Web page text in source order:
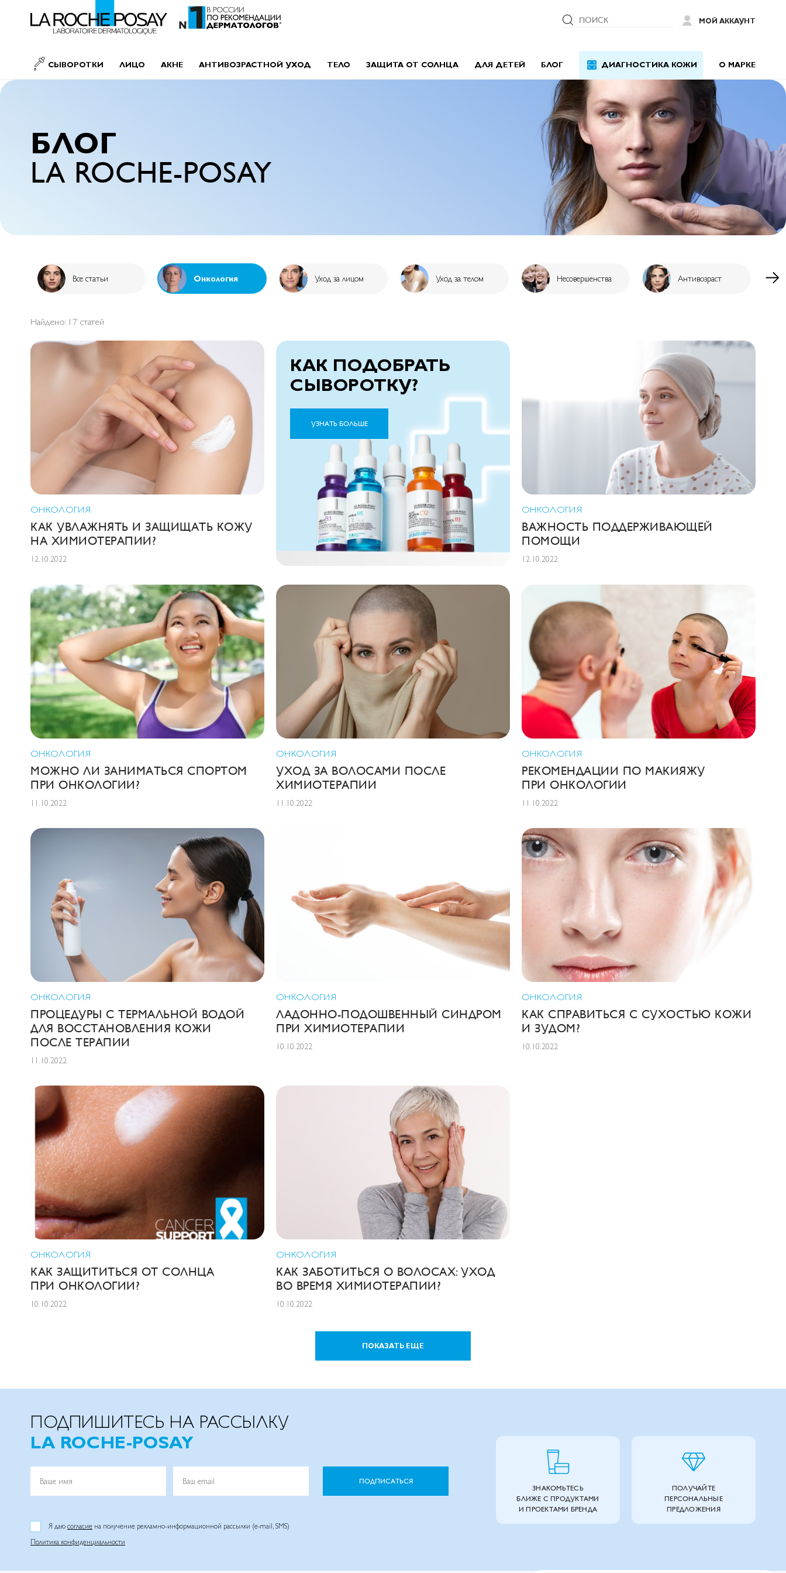
МОЙ АККАУНТ
СЫВОРОТКИ ЛИЦО АКНЕ АНТИВОЗРАСТНОЙ УХОД ТЕЛО ЗАЩИТА ОТ СОЛНЦА ДЛЯ ДЕТЕЙ БЛОГ ДИАГНОСТИКА КОЖИ О МАРКЕ
ПОИСК
БЛОГ
LA ROCHE-POSAY
Все статьи Онкология Уход за лицом Уход за телом Несовершенства Антивозраст
Найдено: 17 статей
ОНКОЛОГИЯ
КАК УВЛАЖНЯТЬ И ЗАЩИЩАТЬ КОЖУ
НА ХИМИОТЕРАПИИ?
12.10.2022
КАК ПОДОБРАТЬ
СЫВОРОТКУ?
УЗНАТЬ БОЛЬШЕ
ОНКОЛОГИЯ
ВАЖНОСТЬ ПОДДЕРЖИВАЮЩЕЙ
ПОМОЩИ
12.10.2022
ОНКОЛОГИЯ
МОЖНО ЛИ ЗАНИМАТЬСЯ СПОРТОМ
ПРИ ОНКОЛОГИИ?
11.10.2022
ОНКОЛОГИЯ
УХОД ЗА ВОЛОСАМИ ПОСЛЕ
ХИМИОТЕРАПИИ
11.10.2022
ОНКОЛОГИЯ
РЕКОМЕНДАЦИИ ПО МАКИЯЖУ
ПРИ ОНКОЛОГИИ
11.10.2022
ОНКОЛОГИЯ
ПРОЦЕДУРЫ С ТЕРМАЛЬНОЙ ВОДОЙ
ДЛЯ ВОССТАНОВЛЕНИЯ КОЖИ
ПОСЛЕ ТЕРАПИИ
11.10.2022
ОНКОЛОГИЯ
ЛАДОННО-ПОДОШВЕННЫЙ СИНДРОМ
ПРИ ХИМИОТЕРАПИИ
10.10.2022
ОНКОЛОГИЯ
КАК СПРАВИТЬСЯ С СУХОСТЬЮ КОЖИ
И ЗУДОМ?
10.10.2022
ОНКОЛОГИЯ
КАК ЗАЩИТИТЬСЯ ОТ СОЛНЦА
ПРИ ОНКОЛОГИИ?
10.10.2022
ОНКОЛОГИЯ
КАК ЗАБОТИТЬСЯ О ВОЛОСАХ: УХОД
ВО ВРЕМЯ ХИМИОТЕРАПИИ?
10.10.2022
ПОКАЗАТЬ ЕЩЕ
ПОДПИШИТЕСЬ НА РАССЫЛКУ
LA ROCHE-POSAY
Ваше имя Ваш email ПОДПИСАТЬСЯ
Я даю согласие на получение рекламно-информационной рассылки (e-mail, SMS)
Политика конфиденциальности
ЗНАКОМЬТЕСЬ
БЛИЖЕ С ПРОДУКТАМИ
И ПРОЕКТАМИ БРЕНДА
ПОЛУЧАЙТЕ
ПЕРСОНАЛЬНЫЕ
ПРЕДЛОЖЕНИЯ